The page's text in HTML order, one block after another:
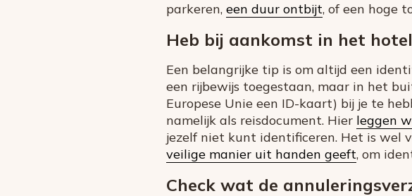
parkeren, een duur ontbijt, of een hoge
Heb bij aankomst in het
Een belangrijke tip is om altijd een
een rijbewijs toegestaan, maar in het
Europese Unie een ID-kaart) bij je te
namelijk als reisdocument. Hier leggen
jezelf niet kunt identificeren. Het is wel
veilige manier uit handen geeft, om
Check wat de